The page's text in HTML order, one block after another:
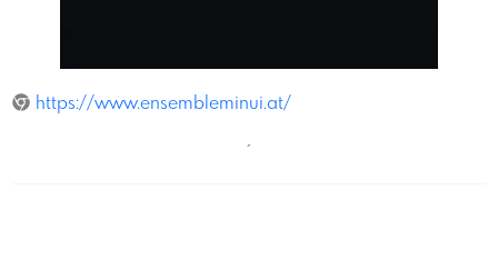
https://www.ensembleminui.at/
´